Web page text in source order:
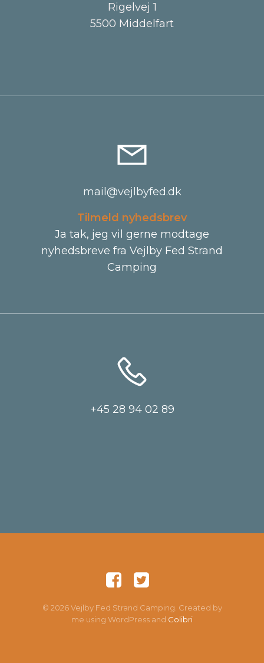
Rigelvej 1
5500 Middelfart
mail@vejlbyfed.dk
Tilmeld nyhedsbrev
Ja tak, jeg vil gerne modtage
nyhedsbreve fra Vejlby Fed Strand
Camping
+45 28 94 02 89
© 2026 Vejlby Fed Strand Camping. Created by
me using WordPress and Colibri